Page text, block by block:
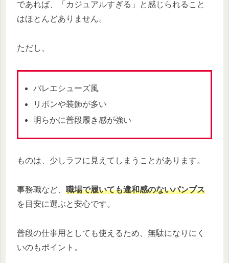
であれば、「カジュアルすぎる」と感じられること
はほとんどありません。
ただし、
バレエシューズ風
リボンや装飾が多い
明らかに普段履き感が強い
ものは、少しラフに見えてしまうことがあります。
事務職など、 職場で履いても違和感のないパンプス
を目安に選ぶと安心です。
普段の仕事用としても使えるため、無駄になりにく
いのもポイント。